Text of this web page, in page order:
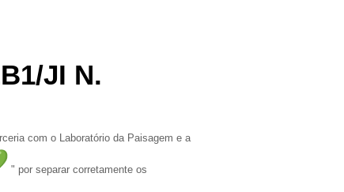
JI N.
com o Laboratório da Paisagem e a
" por separar corretamente os